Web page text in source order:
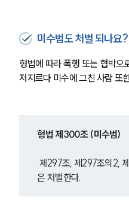
미수범도 처벌 되나요?
형법에 따라 폭행 또는 협박으
저지르다 미수에 그친 사람 또
형법 제300조 (미수범)
은 처벌한다.